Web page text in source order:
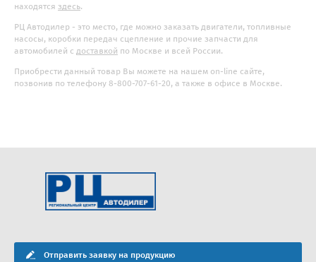
находятся здесь.
РЦ Автодилер - это место, где можно заказать двигатели, топливные
насосы, коробки передач сцепление и прочие запчасти для
автомобилей с доставкой по Москве и всей России.
Приобрести данный товар Вы можете на нашем on-line сайте,
позвонив по телефону 8-800-707-61-20, а также в офисе в Москве.
Отправить заявку на продукцию